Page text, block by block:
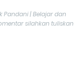
Pandani | Belajar dan
silahkan tuliskan